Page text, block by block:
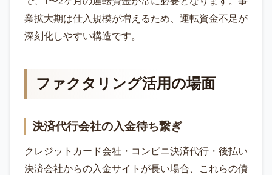
業拡大期は仕入規模が増えるため、運転資金不足が
深刻化しやすい構造です。
ファクタリング活用の場面
決済代行会社の入金待ち繋ぎ
クレジットカード会社・コンビニ決済代行・後払い
決済会社からの入金サイトが長い場合、これらの債